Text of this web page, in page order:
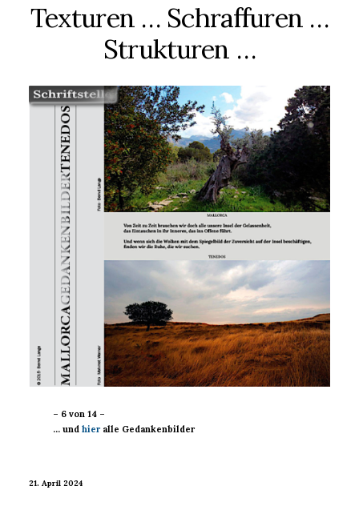
Texturen … Schraffuren …
Strukturen …
– 6 von 14 –
… undhier alle Gedankenbilder
21. April 2024